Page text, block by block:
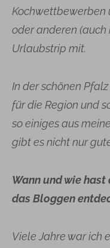
Kochwettbewerben
oder anderen
Urlaubstrip mit.
In der schönen
für die Region und
so einiges aus
gibt es nicht nur
Wann und wie
das Bloggen
Viele Jahre war ich